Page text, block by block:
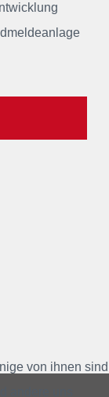
von ihnen sind